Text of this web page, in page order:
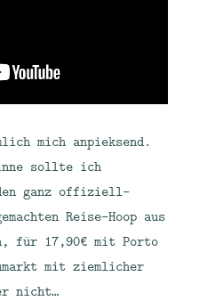
mich anpieksend.
sollte ich
ganz offiziell-
Reise-Hoop aus
für 17,90€ mit Porto
mit ziemlicher
nicht…